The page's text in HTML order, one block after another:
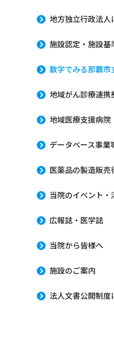
地方独立行政法人
施設認定・施設基
数字でみる那覇市
地域がん診療連携
地域医療支援病院
データベース事業
医薬品の製造販
当院のイベント・
広報誌・医学誌
当院から皆様へ
施設のご案内
法人文書公開制度